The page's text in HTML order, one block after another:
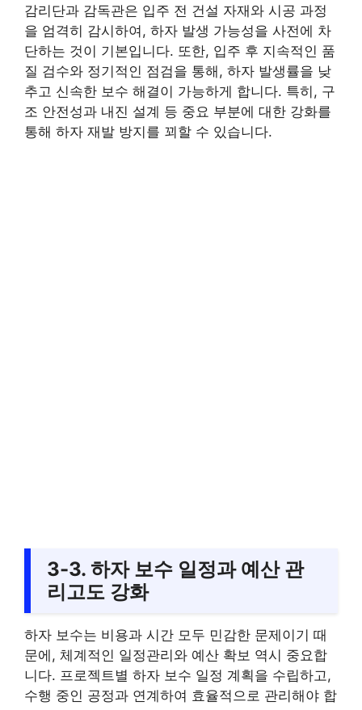
감리단과 감독관은 입주 전 건설 자재와 시공 과정
을 엄격히 감시하여, 하자 발생 가능성을 사전에 차
단하는 것이 기본입니다. 또한, 입주 후 지속적인 품
질 검수와 정기적인 점검을 통해, 하자 발생률을 낮
추고 신속한 보수 해결이 가능하게 합니다. 특히, 구
조 안전성과 내진 설계 등 중요 부분에 대한 강화를
통해 하자 재발 방지를 꾀할 수 있습니다.
3-3. 하자 보수 일정과 예산 관
리고도 강화
하자 보수는 비용과 시간 모두 민감한 문제이기 때
문에, 체계적인 일정관리와 예산 확보 역시 중요합
니다. 프로젝트별 하자 보수 일정 계획을 수립하고,
수행 중인 공정과 연계하여 효율적으로 관리해야 합